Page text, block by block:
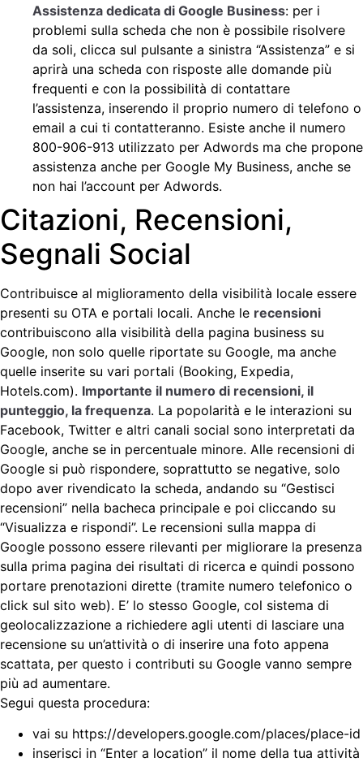
Assistenza dedicata di Google Business: per i
problemi sulla scheda che non è possibile risolvere
da soli, clicca sul pulsante a sinistra “Assistenza” e si
aprirà una scheda con risposte alle domande più
frequenti e con la possibilità di contattare
l’assistenza, inserendo il proprio numero di telefono o
email a cui ti contatteranno. Esiste anche il numero
800-906-913 utilizzato per Adwords ma che propone
assistenza anche per Google My Business, anche se
non hai l’account per Adwords.
Citazioni, Recensioni,
Segnali Social
Contribuisce al miglioramento della visibilità locale essere
presenti su OTA e portali locali. Anche le recensioni
contribuiscono alla visibilità della pagina business su
Google, non solo quelle riportate su Google, ma anche
quelle inserite su vari portali (Booking, Expedia,
Hotels.com). Importante il numero di recensioni, il
punteggio, la frequenza. La popolarità e le interazioni su
Facebook, Twitter e altri canali social sono interpretati da
Google, anche se in percentuale minore. Alle recensioni di
Google si può rispondere, soprattutto se negative, solo
dopo aver rivendicato la scheda, andando su “Gestisci
recensioni” nella bacheca principale e poi cliccando su
“Visualizza e rispondi”. Le recensioni sulla mappa di
Google possono essere rilevanti per migliorare la presenza
sulla prima pagina dei risultati di ricerca e quindi possono
portare prenotazioni dirette (tramite numero telefonico o
click sul sito web). E’ lo stesso Google, col sistema di
geolocalizzazione a richiedere agli utenti di lasciare una
recensione su un’attività o di inserire una foto appena
scattata, per questo i contributi su Google vanno sempre
più ad aumentare.
Segui questa procedura:
vai su https://developers.google.com/places/place-id
inserisci in “Enter a location” il nome della tua attività